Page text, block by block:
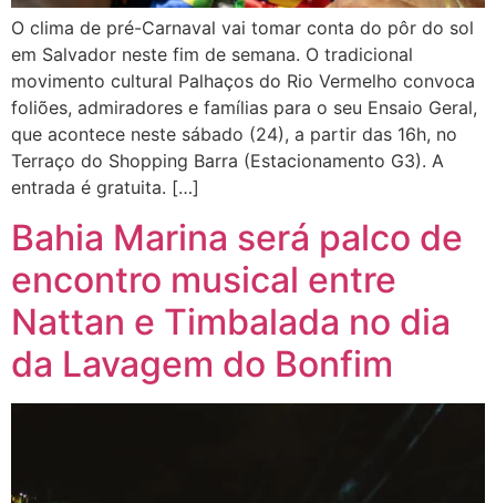
O clima de pré-Carnaval vai tomar conta do pôr do sol
em Salvador neste fim de semana. O tradicional
movimento cultural Palhaços do Rio Vermelho convoca
foliões, admiradores e famílias para o seu Ensaio Geral,
que acontece neste sábado (24), a partir das 16h, no
Terraço do Shopping Barra (Estacionamento G3). A
entrada é gratuita. […]
Bahia Marina será palco de
encontro musical entre
Nattan e Timbalada no dia
da Lavagem do Bonfim